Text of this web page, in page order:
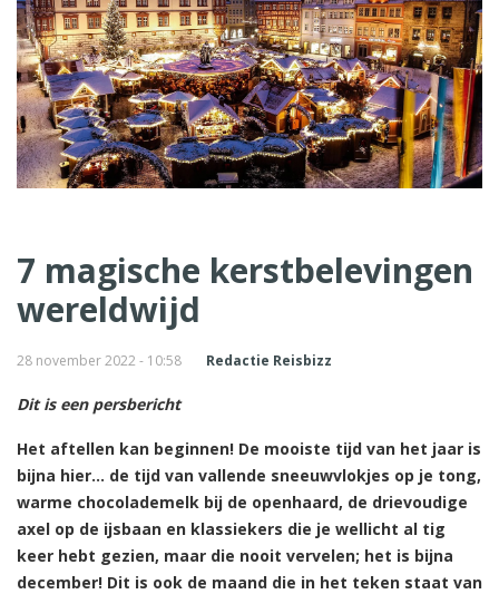
7 magische kerstbelevingen
wereldwijd
28 november 2022 - 10:58 Redactie Reisbizz
Dit is een persbericht
Het aftellen kan beginnen! De mooiste tijd van het jaar is
bijna hier… de tijd van vallende sneeuwvlokjes op je tong,
warme chocolademelk bij de openhaard, de drievoudige
axel op de ijsbaan en klassiekers die je wellicht al tig
keer hebt gezien, maar die nooit vervelen; het is bijna
december! Dit is ook de maand die in het teken staat van